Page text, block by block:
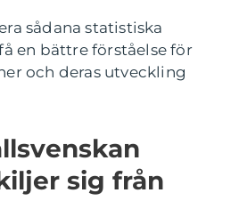
sådana statistiska
en bättre förståelse för
och deras utveckling
sig från